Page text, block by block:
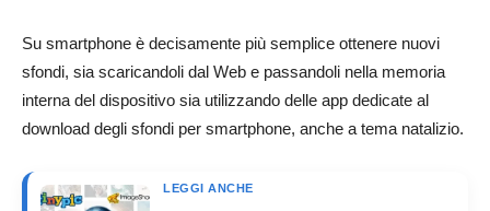
Su smartphone è decisamente più semplice ottenere nuovi
sfondi, sia scaricandoli dal Web e passandoli nella memoria
interna del dispositivo sia utilizzando delle app dedicate al
download degli sfondi per smartphone, anche a tema natalizio.
LEGGI ANCHE